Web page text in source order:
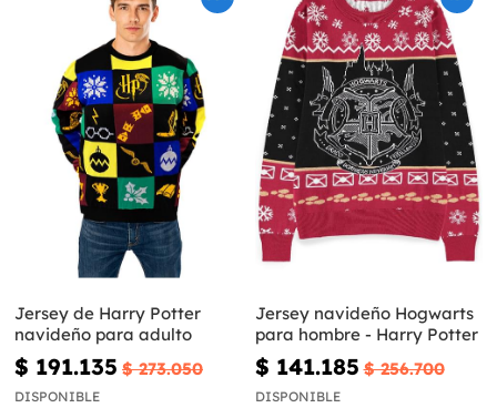
Jersey de Harry Potter
navideño para adulto
$ 191.135 $ 273.050
DISPONIBLE
Jersey navideño Hogwarts
para hombre - Harry Potter
$ 141.185 $ 256.700
DISPONIBLE